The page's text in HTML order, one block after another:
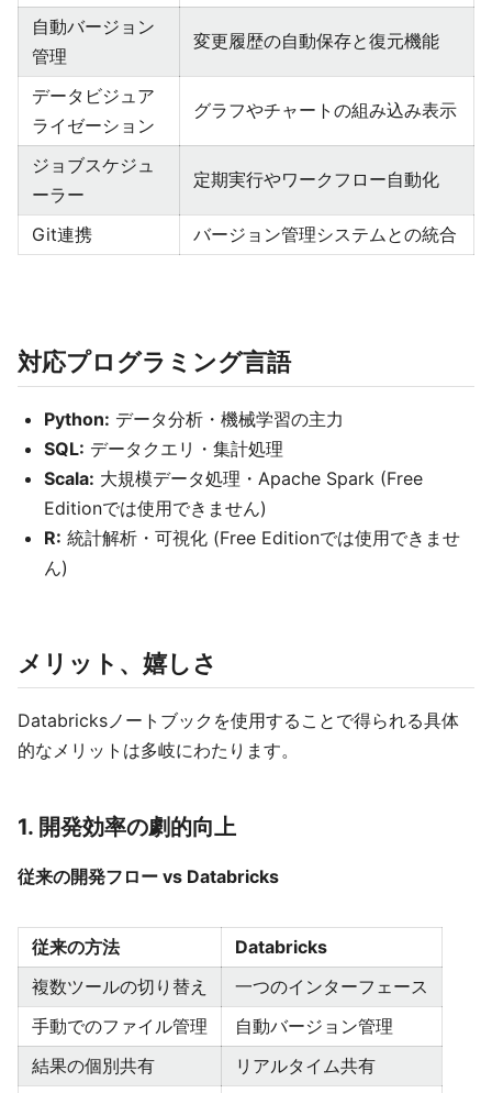
自動バージョン
管理
変更履歴の自動保存と復元機能
データビジュア
ライゼーション
グラフやチャートの組み込み表示
ジョブスケジュ
ーラー
定期実行やワークフロー自動化
Git連携 バージョン管理システムとの統合
対応プログラミング言語
Python: データ分析・機械学習の主力
SQL: データクエリ・集計処理
Scala: 大規模データ処理・Apache Spark (Free
Editionでは使用できません)
R: 統計解析・可視化 (Free Editionでは使用できませ
ん)
メリット、嬉しさ
Databricksノートブックを使用することで得られる具体
的なメリットは多岐にわたります。
1. 開発効率の劇的向上
従来の開発フロー vs Databricks
従来の方法
Databricks
複数ツールの切り替え
一つのインターフェース
手動でのファイル管理
自動バージョン管理
結果の個別共有
リアルタイム共有